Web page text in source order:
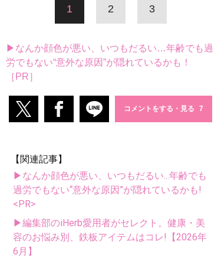
1 2 3
▶なんか顔色が悪い、いつもだるい…年齢でも過
労でもない“意外な原因”が隠れているかも！
［PR］
コメントをする・見る
【関連記事】
▶なんか顔色が悪い、いつもだるい...年齢でも
過労でもない“意外な原因”が隠れているかも!
<PR>
▶編集部のiHerb愛用者がセレクト。健康・美
容のお悩み別、鉄板アイテムはコレ!【2026年
6月】